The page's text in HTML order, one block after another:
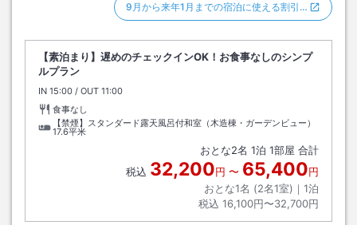
9月から来年1月までの宿泊に使える割引…
【素泊まり】遅めのチェックインOK！お食事なしのシンプ
ルプラン
IN チェックイン
15:00 / OUT チェックアウト
11:00
食事なし
【禁煙】スタンダード露天風呂付和室（木造棟・ガーデンビュー）
17.6平米
おとな2名 1泊 1部屋 合計
税込 32,200円 〜 65,400円
おとな1名 (2名1室)｜ 1泊
税込 16,100円〜32,700円